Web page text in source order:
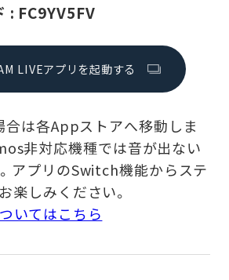
: FC9YV5FV
LIVEアプリを起動する
合は各Appストアへ移動しま
非対応機種では音が出ない
アプリのSwitch機能からステ
楽しみください。
いてはこちら